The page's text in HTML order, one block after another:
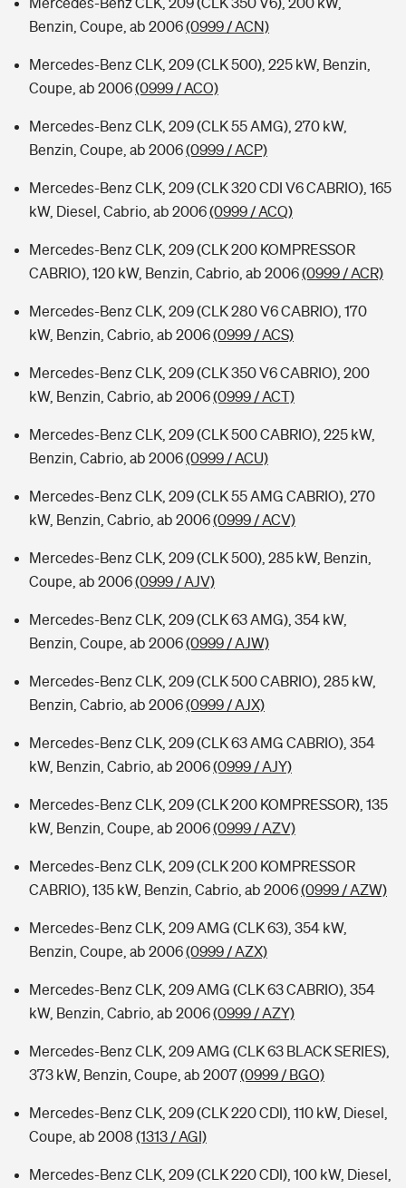
Benzin, Coupe, ab 2006(0999 / ACN)
Mercedes-Benz CLK, 209 (CLK 500), 225 kW, Benzin,
Coupe, ab 2006(0999 / ACO)
Mercedes-Benz CLK, 209 (CLK 55 AMG), 270 kW,
Benzin, Coupe, ab 2006(0999 / ACP)
Mercedes-Benz CLK, 209 (CLK 320 CDI V6 CABRIO), 165
kW, Diesel, Cabrio, ab 2006(0999 / ACQ)
Mercedes-Benz CLK, 209 (CLK 200 KOMPRESSOR
CABRIO), 120 kW, Benzin, Cabrio, ab 2006(0999 / ACR)
Mercedes-Benz CLK, 209 (CLK 280 V6 CABRIO), 170
kW, Benzin, Cabrio, ab 2006(0999 / ACS)
Mercedes-Benz CLK, 209 (CLK 350 V6 CABRIO), 200
kW, Benzin, Cabrio, ab 2006(0999 / ACT)
Mercedes-Benz CLK, 209 (CLK 500 CABRIO), 225 kW,
Benzin, Cabrio, ab 2006(0999 / ACU)
Mercedes-Benz CLK, 209 (CLK 55 AMG CABRIO), 270
kW, Benzin, Cabrio, ab 2006(0999 / ACV)
Mercedes-Benz CLK, 209 (CLK 500), 285 kW, Benzin,
Coupe, ab 2006(0999 / AJV)
Mercedes-Benz CLK, 209 (CLK 63 AMG), 354 kW,
Benzin, Coupe, ab 2006(0999 / AJW)
Mercedes-Benz CLK, 209 (CLK 500 CABRIO), 285 kW,
Benzin, Cabrio, ab 2006(0999 / AJX)
Mercedes-Benz CLK, 209 (CLK 63 AMG CABRIO), 354
kW, Benzin, Cabrio, ab 2006(0999 / AJY)
Mercedes-Benz CLK, 209 (CLK 200 KOMPRESSOR), 135
kW, Benzin, Coupe, ab 2006(0999 / AZV)
Mercedes-Benz CLK, 209 (CLK 200 KOMPRESSOR
CABRIO), 135 kW, Benzin, Cabrio, ab 2006(0999 / AZW)
Mercedes-Benz CLK, 209 AMG (CLK 63), 354 kW,
Benzin, Coupe, ab 2006(0999 / AZX)
Mercedes-Benz CLK, 209 AMG (CLK 63 CABRIO), 354
kW, Benzin, Cabrio, ab 2006(0999 / AZY)
Mercedes-Benz CLK, 209 AMG (CLK 63 BLACK SERIES),
373 kW, Benzin, Coupe, ab 2007(0999 / BGO)
Mercedes-Benz CLK, 209 (CLK 220 CDI), 110 kW, Diesel,
Coupe, ab 2008 (1313 / AGI)
Mercedes-Benz CLK, 209 (CLK 220 CDI), 100 kW, Diesel,